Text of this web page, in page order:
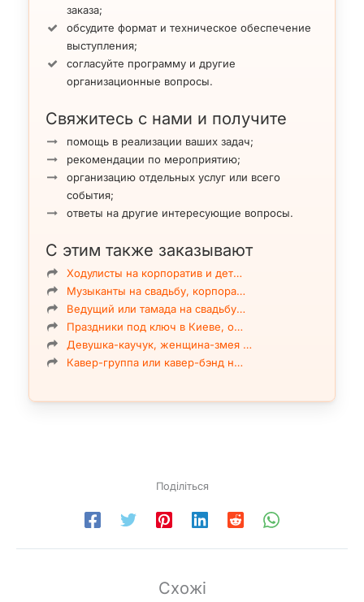
заказа;
обсудите формат и техническое обеспечение
выступления;
согласуйте программу и другие
организационные вопросы.
Свяжитесь с нами и получите
помощь в реализации ваших задач;
рекомендации по мероприятию;
организацию отдельных услуг или всего
события;
ответы на другие интересующие вопросы.
С этим также заказывают
Ходулисты на корпоратив и дет…
Музыканты на свадьбу, корпора…
Ведущий или тамада на свадьбу…
Праздники под ключ в Киеве, о…
Девушка-каучук, женщина-змея …
Кавер-группа или кавер-бэнд н…
Поділіться
Схожі